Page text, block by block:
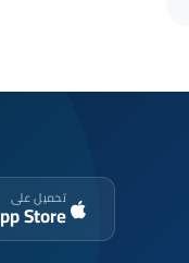
تحميل على
Store